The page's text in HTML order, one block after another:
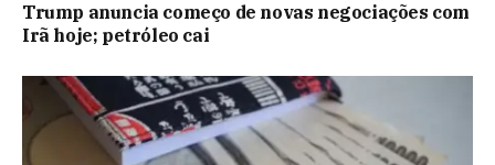
Trump anuncia começo de novas negociações com
Irã hoje; petróleo cai